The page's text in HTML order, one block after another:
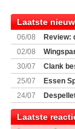
Laatste
06/08
Review:
Land
02/08
30/07
Clank
uitbreiding
25/07
Essen
Boardgamegeek
24/07
Laatste